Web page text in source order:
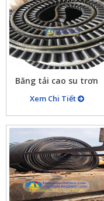
Băng tải cao su trơn
B500X5X10 chu vi nối
tròn 10900mm, dán
bèo hai bên cao 50mm
Xem Chi Tiết